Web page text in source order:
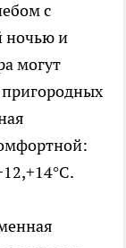
с
ночью и
могут
пригородных